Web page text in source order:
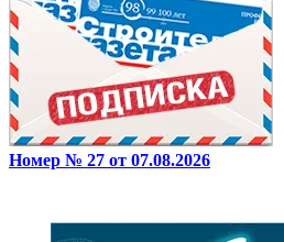
Номер № 27 от 07.08.2026